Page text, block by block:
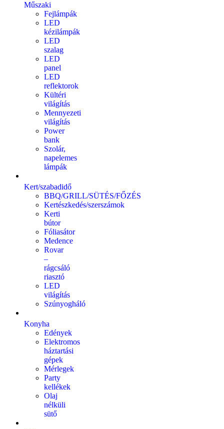
Műszaki
Fejlámpák
LED
kézilámpák
LED
szalag
LED
panel
LED
reflektorok
Kültéri
világítás
Mennyezeti
világítás
Power
bank
Szolár,
napelemes
lámpák
Kert/szabadidő
BBQ/GRILL/SÜTÉS/FŐZÉS
Kertészkedés/szerszámok
Kerti
bútor
Fóliasátor
Medence
Rovar
–
rágcsáló
riasztó
LED
világítás
Szúnyogháló
Konyha
Edények
Elektromos
háztartási
gépek
Mérlegek
Party
kellékek
Olaj
nélküli
sütő